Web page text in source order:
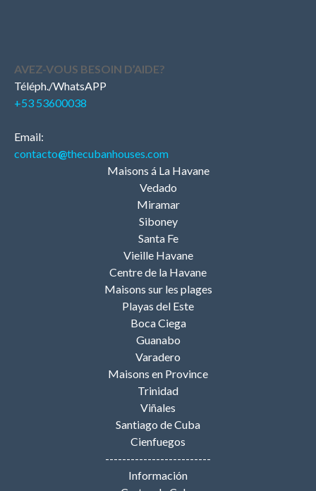
AVEZ-VOUS BESOIN D’AIDE?
Téléph./WhatsAPP
+53 53600038
Email:
contacto@thecubanhouses.com
Maisons á La Havane
Vedado
Miramar
Siboney
Santa Fe
Vieille Havane
Centre de la Havane
Maisons sur les plages
Playas del Este
Boca Ciega
Guanabo
Varadero
Maisons en Province
Trinidad
Viñales
Santiago de Cuba
Cienfuegos
-------------------------
Información